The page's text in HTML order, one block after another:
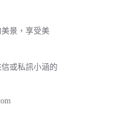
景，享受美
或私訊小涵的